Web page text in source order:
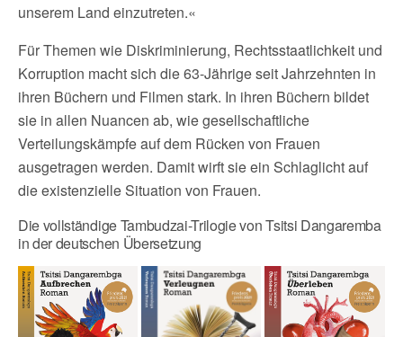
unserem Land einzutreten.«
Für Themen wie Diskriminierung, Rechtsstaatlichkeit und
Korruption macht sich die 63-Jährige seit Jahrzehnten in
ihren Büchern und Filmen stark. In ihren Büchern bildet
sie in allen Nuancen ab, wie gesellschaftliche
Verteilungskämpfe auf dem Rücken von Frauen
ausgetragen werden. Damit wirft sie ein Schlaglicht auf
die existenzielle Situation von Frauen.
Die vollständige Tambudzai-Trilogie von Tsitsi Dangaremba
in der deutschen Übersetzung